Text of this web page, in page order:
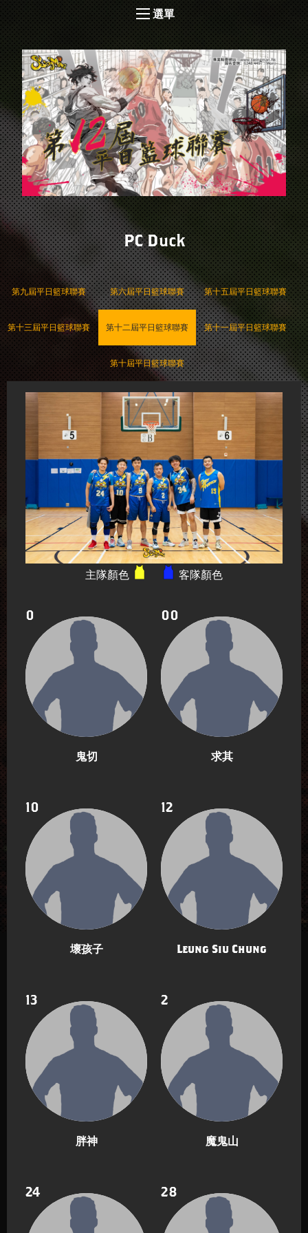
選單
PC Duck
第九屆平日籃球聯賽 第六屆平日籃球聯賽 第十五屆平日籃球聯賽
第十三屆平日籃球聯賽 第十二屆平日籃球聯賽 第十一屆平日籃球聯賽
第十屆平日籃球聯賽
主隊顏色 客隊顏色
0
鬼切
00
求其
10
壞孩子
12
Leung Siu Chung
13
胖神
2
魔鬼山
24 28